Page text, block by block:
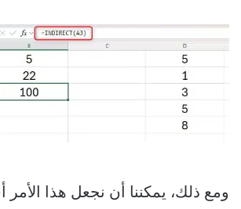
ومع ذلك، يمكننا أن نجعل هذا الأمر